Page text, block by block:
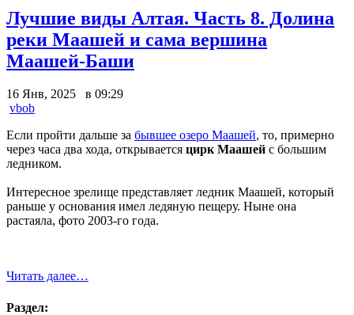
Лучшие виды Алтая. Часть 8. Долина
реки Маашей и сама вершина
Маашей-Баши
16 Янв, 2025 в 09:29
vbob
Если пройти дальше за бывшее озеро Маашей, то, примерно
через часа два хода, открывается цирк Маашей с большим
ледником.
Интересное зрелище представляет ледник Маашей, который
раньше у основания имел ледяную пещеру. Ныне она
растаяла, фото 2003-го года.
Читать далее…
Раздел: